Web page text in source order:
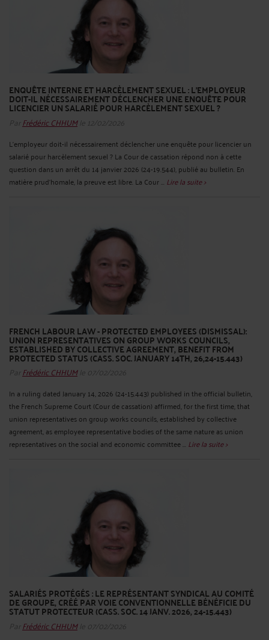
ENQUÊTE INTERNE ET HARCÈLEMENT SEXUEL : L’EMPLOYEUR
DOIT-IL NÉCESSAIREMENT DÉCLENCHER UNE ENQUÊTE POUR
LICENCIER UN SALARIÉ POUR HARCÈLEMENT SEXUEL ?
Par Frédéric CHHUMle 12/02/2026
L’employeur doit-il nécessairement déclencher une enquête pour licencier un
salarié pour harcèlement sexuel ? La Cour de cassation répond non à cette
question dans un arrêt du 14 janvier 2026 (24-19.544), publié au bulletin. En
matière prud’homale, la preuve est libre. La Cour ... Lire la suite >
FRENCH LABOUR LAW - PROTECTED EMPLOYEES (DISMISSAL):
UNION REPRESENTATIVES ON GROUP WORKS COUNCILS,
ESTABLISHED BY COLLECTIVE AGREEMENT, BENEFIT FROM
PROTECTED STATUS (CASS. SOC. JANUARY 14TH, 26,24-15.443)
Par Frédéric CHHUMle 07/02/2026
In a ruling dated January 14, 2026 (24-15.443) published in the official bulletin,
the French Supreme Court (Cour de cassation) affirmed, for the first time, that
union representatives on group works councils, established by collective
agreement, as employee representative bodies of the same nature as union
representatives on the social and economic committee ... Lire la suite >
SALARIÉS PROTÉGÉS : LE REPRÉSENTANT SYNDICAL AU COMITÉ
DE GROUPE, CRÉÉ PAR VOIE CONVENTIONNELLE BÉNÉFICIE DU
STATUT PROTECTEUR (CASS. SOC. 14 JANV. 2026, 24-15.443)
Par Frédéric CHHUMle 07/02/2026